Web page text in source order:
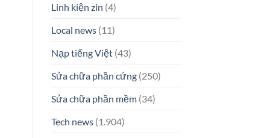
Linh kiện zin (4)
Local news(11)
Nạp tiếng Việt(43)
Sửa chữa phần cứng(250)
Sửa chữa phần mềm(34)
Tech news(1.904)